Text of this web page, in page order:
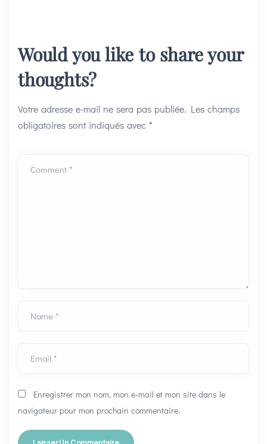
Would you like to share your
thoughts?
Votre adresse e-mail ne sera pas publiée. Les champs
obligatoires sont indiqués avec *
Comment *
Name *
Email *
Enregistrer mon nom, mon e-mail et mon site dans le
navigateur pour mon prochain commentaire.